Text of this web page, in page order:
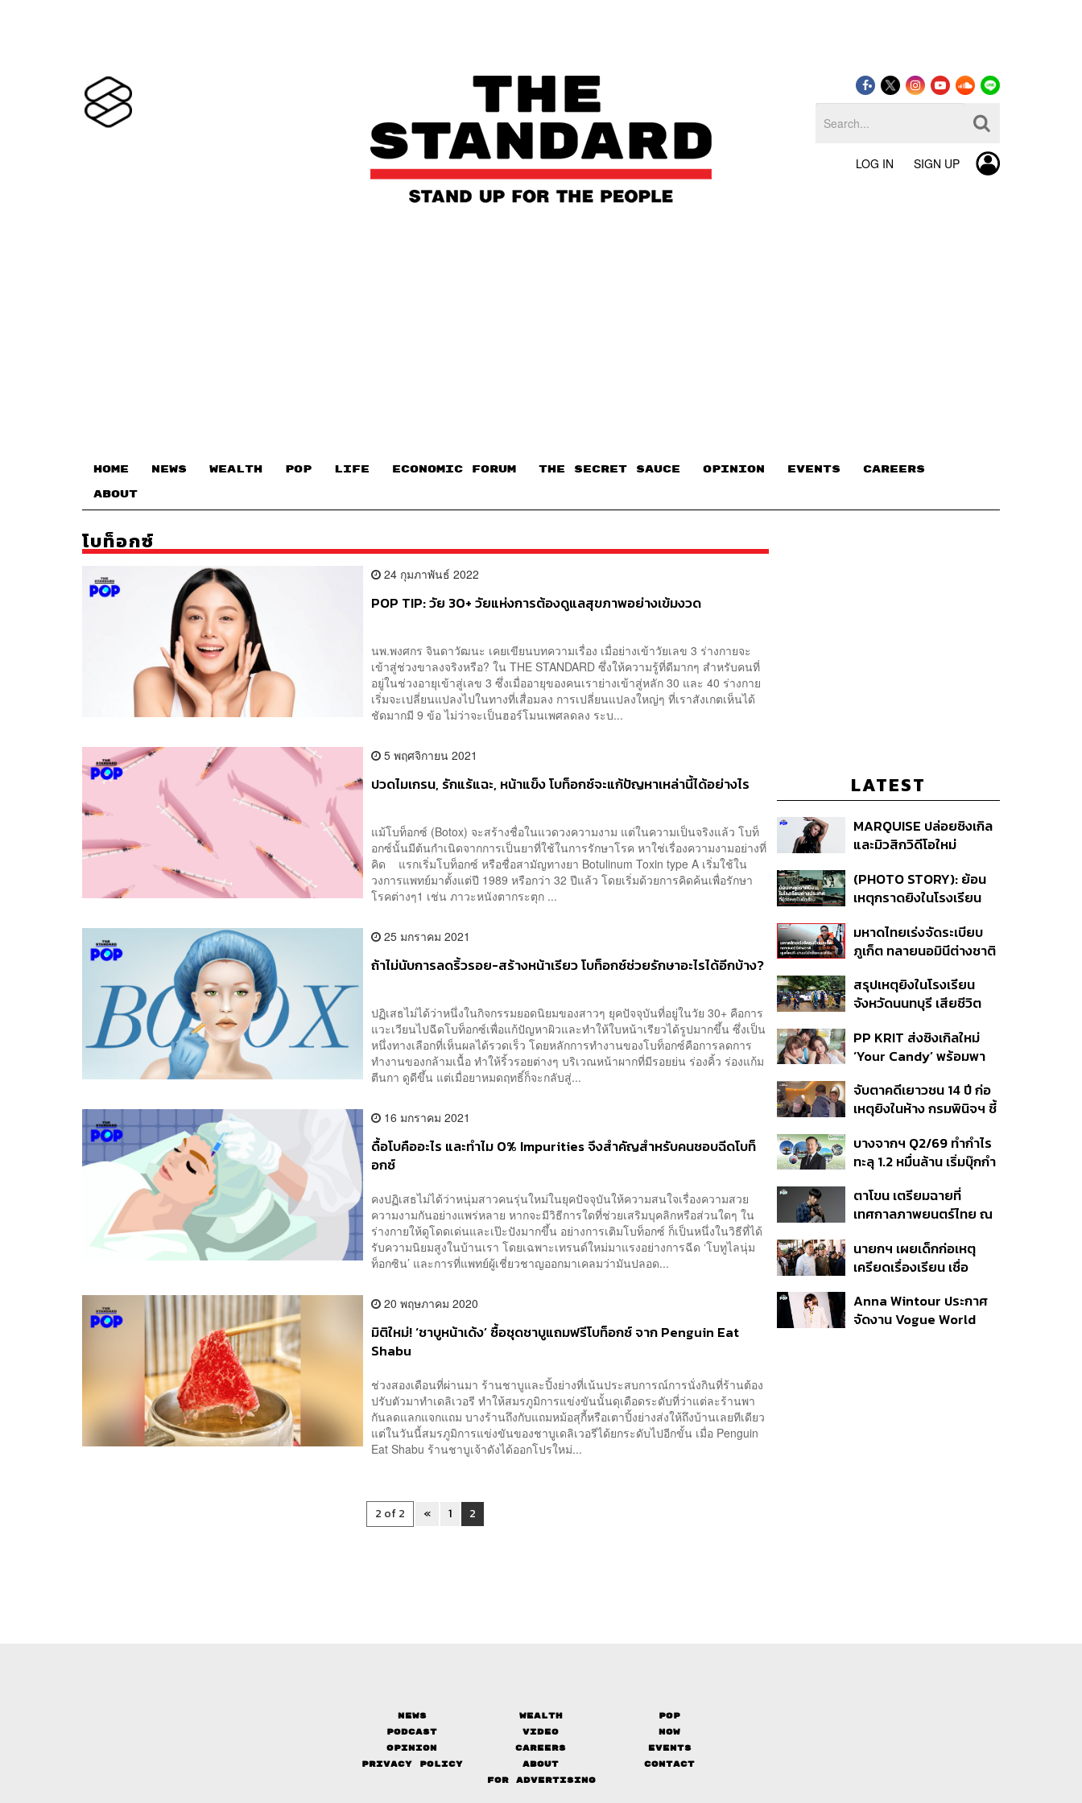
LOG IN SIGN UP
HOME NEWS WEALTH POP LIFE ECONOMIC FORUM THE SECRET SAUCE​ OPINION EVENTS CAREERS
ABOUT
โบท็อกซ์
24 กุมภาพันธ์ 2022
POP TIP: วัย 30+ วัยแห่งการต้องดูแลสุขภาพอย่างเข้มงวด
นพ.พงศกร จินดาวัฒนะ เคยเขียนบทความเรื่อง เมื่อย่างเข้าวัยเลข 3 ร่างกายจะ
เข้าสู่ช่วงขาลงจริงหรือ? ใน THE STANDARD ซึ่งให้ความรู้ที่ดีมากๆ สำหรับคนที่
อยู่ในช่วงอายุเข้าสู่เลข 3 ซึ่งเมื่ออายุของคนเราย่างเข้าสู่หลัก 30 และ 40 ร่างกาย
เริ่มจะเปลี่ยนแปลงไปในทางที่เสื่อมลง การเปลี่ยนแปลงใหญ่ๆ ที่เราสังเกตเห็นได้
ชัดมากมี 9 ข้อ ไม่ว่าจะเป็นฮอร์โมนเพศลดลง ระบ...
5 พฤศจิกายน 2021
ปวดไมเกรน, รักแร้แฉะ, หน้าแข็ง โบท็อกซ์จะแก้ปัญหาเหล่านี้ได้อย่างไร
แม้โบท็อกซ์ (Botox) จะสร้างชื่อในแวดวงความงาม แต่ในความเป็นจริงแล้ว โบท็
อกซ์นั้นมีต้นกำเนิดจากการเป็นยาที่ใช้ในการรักษาโรค หาใช่เรื่องความงามอย่างที่
คิด แรกเริ่มโบท็อกซ์ หรือชื่อสามัญทางยา Botulinum Toxin type A เริ่มใช้ใน
วงการแพทย์มาตั้งแต่ปี 1989 หรือกว่า 32 ปีแล้ว โดยเริ่มด้วยการคิดค้นเพื่อรักษา
โรคต่างๆ1 เช่น ภาวะหนังตากระตุก ...
25 มกราคม 2021
ถ้าไม่นับการลดริ้วรอย-สร้างหน้าเรียว โบท็อกซ์ช่วยรักษาอะไรได้อีกบ้าง?
ปฏิเสธไม่ได้ว่าหนึ่งในกิจกรรมยอดนิยมของสาวๆ ยุคปัจจุบันที่อยู่ในวัย 30+ คือการ
แวะเวียนไปฉีดโบท็อกซ์เพื่อแก้ปัญหาผิวและทำให้ใบหน้าเรียวได้รูปมากขึ้น ซึ่งเป็น
หนึ่งทางเลือกที่เห็นผลได้รวดเร็ว โดยหลักการทำงานของโบท็อกซ์คือการลดการ
ทำงานของกล้ามเนื้อ ทำให้ริ้วรอยต่างๆ บริเวณหน้าผากที่มีรอยย่น ร่องคิ้ว ร่องแก้ม
ตีนกา ดูดีขึ้น แต่เมื่อยาหมดฤทธิ์ก็จะกลับสู่...
16 มกราคม 2021
ดื้อโบคืออะไร และทำไม 0% Impurities จึงสำคัญสำหรับคนชอบฉีดโบท็
อกซ์
คงปฏิเสธไม่ได้ว่าหนุ่มสาวคนรุ่นใหม่ในยุคปัจจุบันให้ความสนใจเรื่องความสวย
ความงามกันอย่างแพร่หลาย หากจะมีวิธีการใดที่ช่วยเสริมบุคลิกหรือส่วนใดๆ ใน
ร่างกายให้ดูโดดเด่นและเป๊ะปังมากขึ้น อย่างการเติมโบท็อกซ์ ก็เป็นหนึ่งในวิธีที่ได้
รับความนิยมสูงในบ้านเรา โดยเฉพาะเทรนด์ใหม่มาแรงอย่างการฉีด ‘โบทูไลนุ่ม
ท็อกซิน’ และการที่แพทย์ผู้เชี่ยวชาญออกมาเคลมว่ามันปลอด...
20 พฤษภาคม 2020
มิติใหม่! ‘ชาบูหน้าเด้ง’ ซื้อชุดชาบูแถมฟรีโบท็อกซ์ จาก Penguin Eat
Shabu
ช่วงสองเดือนที่ผ่านมา ร้านชาบูและปิ้งย่างที่เน้นประสบการณ์การนั่งกินที่ร้านต้อง
ปรับตัวมาทำเดลิเวอรี ทำให้สมรภูมิการแข่งขันนั้นดุเดือดระดับที่ว่าแต่ละร้านพา
กันลดแลกแจกแถม บางร้านถึงกับแถมหม้อสุกี้หรือเตาปิ้งย่างส่งให้ถึงบ้านเลยทีเดียว
แต่ในวันนี้สมรภูมิการแข่งขันของชาบูเดลิเวอรีได้ยกระดับไปอีกขั้น เมื่อ Penguin
Eat Shabu ร้านชาบูเจ้าดังได้ออกโปรใหม่...
2 of 2 « 1 2
LATEST
MARQUISE ปล่อยซิงเกิล
และมิวสิกวิดีโอใหม่
สัมพันธ์สุด Toxic
(PHOTO STORY): ย้อน
เหตุกราดยิงในโรงเรียน
นักเรียน
มหาดไทยเร่งจัดระเบียบ
ภูเก็ต ทลายนอมินีต่างชาติ
ที่ดิน เคลียร์ใบอนุญาต
โรงแรมค้าง 7 ปี
สรุปเหตุยิงในโรงเรียน
จังหวัดนนทบุรี เสียชีวิต
ปมค้นประวัติคดีกราดยิงที่
สหรัฐฯ
PP KRIT ส่งซิงเกิลใหม่
‘Your Candy’ พร้อมพา
สิกวิดีโอ
จับตาคดีเยาวชน 14 ปี ก่อ
เหตุยิงในห้าง กรมพินิจฯ ชี้
เนื่อง ประเมินปล่อยตัว
บางจากฯ Q2/69 ทำกำไร
ทะลุ 1.2 หมื่นล้าน เริ่มบุ๊กกำ
แรก หนุนรายได้ครึ่งปีทะลุ
3.2 แสนล้าน
ตาโขน เตรียมฉายที่
เทศกาลภาพยนตร์ไทย ณ
นายกฯ เผยเด็กก่อเหตุ
เครียดเรื่องเรียน เชื่อ
กระสุนอีกกว่า 30 นัด หาก
ไม่จบชีวิตตัวเองอาจสูญ
Anna Wintour ประกาศ
จัดงาน Vogue World
News Wealth
Pop
Podcast
Video
Now
Opinion
Careers
Events
Privacy Policy
About
Contact
FOR ADVERTISING